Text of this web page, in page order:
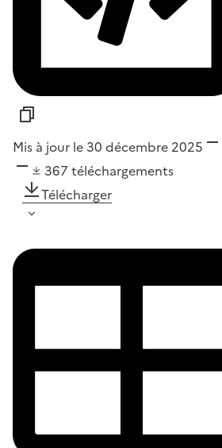
Mis à jour le 30 décembre 2025
367 téléchargements
Télécharger